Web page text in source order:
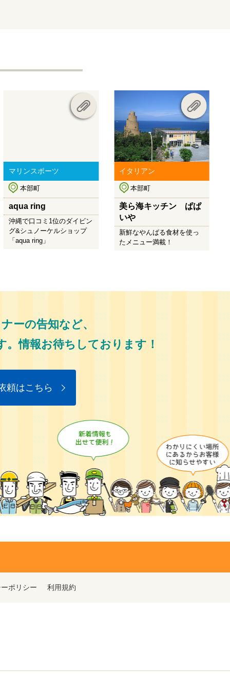
マリンスポーツ
本部町
aqua ring
沖縄で口コミ1位のダイビン
グ&シュノーケルショップ
「aqua ring」
イタリアン
本部町
美ら海キッチン ぱぱ
いや
新鮮なやんばる食材を使っ
たメニュー満載！
ーの告知など、
。情報お待ちしております！
頼はこちら
ポリシー 利用規約